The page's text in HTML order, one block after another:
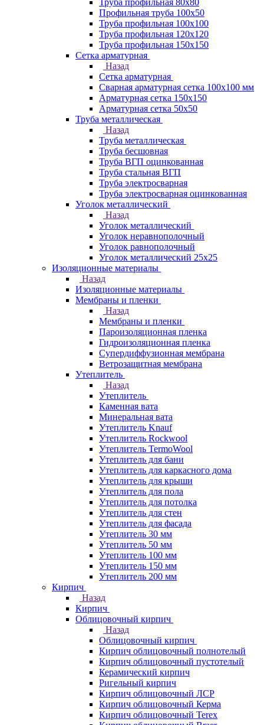
Труба профильная 80х80
Профильная труба 100х50
Труба профильная 100х100
Труба профильная 120х120
Труба профильная 150х150
Сетка арматурная
Назад
Сетка арматурная
Сварная арматурная сетка 100х100 мм
Арматурная сетка 150х150
Арматурная сетка 50х50
Труба металлическая
Назад
Труба металлическая
Труба бесшовная
Труба ВГП оцинкованная
Труба стальная ВГП
Труба электросварная
Труба электросварная оцинкованная
Уголок металлический
Назад
Уголок металлический
Уголок неравнополочный
Уголок равнополочный
Уголок металлический 25х25
Изоляционные материалы
Назад
Изоляционные материалы
Мембраны и пленки
Назад
Мембраны и пленки
Пароизоляционная пленка
Гидроизоляционная пленка
Супердиффузионная мембрана
Ветрозащитная мембрана
Утеплитель
Назад
Утеплитель
Каменная вата
Минеральная вата
Утеплитель Knauf
Утеплитель Rockwool
Утеплитель TermoWool
Утеплитель для бани
Утеплитель для каркасного дома
Утеплитель для крыши
Утеплитель для пола
Утеплитель для потолка
Утеплитель для стен
Утеплитель для фасада
Утеплитель 30 мм
Утеплитель 50 мм
Утеплитель 100 мм
Утеплитель 150 мм
Утеплитель 200 мм
Кирпич
Назад
Кирпич
Облицовочный кирпич
Назад
Облицовочный кирпич
Кирпич облицовочный полнотелый
Кирпич облицовочный пустотелый
Керамический кирпич
Ригельный кирпич
Кирпич облицовочный ЛСР
Кирпич облицовочный Керма
Кирпич облицовочный Terex